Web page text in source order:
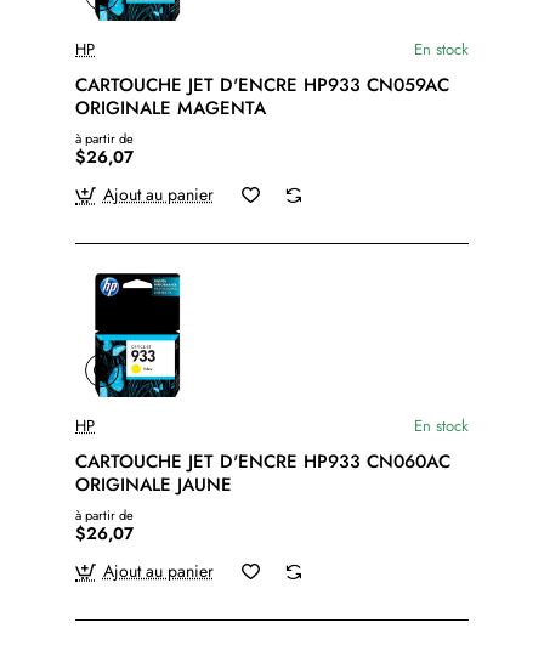
HP En stock
CARTOUCHE JET D'ENCRE HP933 CN059AC
ORIGINALE MAGENTA
à partir de
$26,07
Ajout au panier
HP En stock
CARTOUCHE JET D'ENCRE HP933 CN060AC
ORIGINALE JAUNE
à partir de
$26,07
Ajout au panier